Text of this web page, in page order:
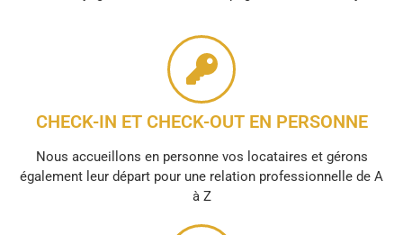
CHECK-IN ET CHECK-OUT EN PERSONNE
Nous accueillons en personne vos locataires et gérons
également leur départ pour une relation professionnelle de A
à Z